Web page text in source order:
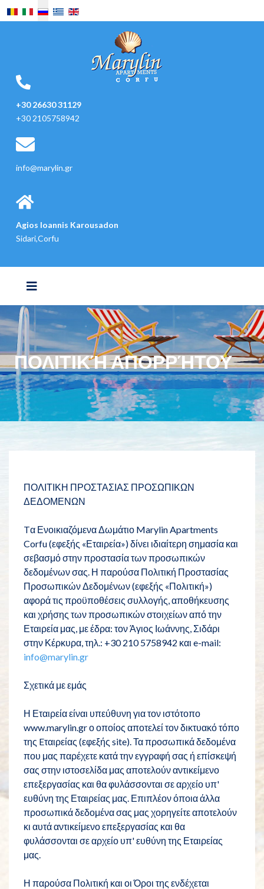
Выберите язык
+30 26630 31129
+30 2105758942
info@marylin.gr
Agios Ioannis Karousadon
Sidari,Corfu
ΠΟΛΙΤΙΚΉ ΑΠΟΡΡΉΤΟΥ
ΠΟΛΙΤΙΚΗ ΠΡΟΣΤΑΣΙΑΣ ΠΡΟΣΩΠΙΚΩΝ
ΔΕΔΟΜΕΝΩΝ
Tα Ενοικιαζόμενα Δωμάτιο Marylin Apartments
Corfu (εφεξής «Εταιρεία») δίνει ιδιαίτερη σημασία και
σεβασμό στην προστασία των προσωπικών
δεδομένων σας. Η παρούσα Πολιτική Προστασίας
Προσωπικών Δεδομένων (εφεξής «Πολιτική»)
αφορά τις προϋποθέσεις συλλογής, αποθήκευσης
και χρήσης των προσωπικών στοιχείων από την
Εταιρεία μας, με έδρα: τον Άγιος Ιωάννης, Σιδάρι
στην Κέρκυρα, τηλ.: +30 210 5758942 και e-mail:
info@marylin.gr
Σχετικά με εμάς
Η Εταιρεία είναι υπεύθυνη για τον ιστότοπο
www.marylin.gr ο οποίος αποτελεί τον δικτυακό τόπο
της Eταιρείας (εφεξής site). Τα προσωπικά δεδομένα
που μας παρέχετε κατά την εγγραφή σας ή επίσκεψή
σας στην ιστοσελίδα μας αποτελούν αντικείμενο
επεξεργασίας και θα φυλάσσονται σε αρχείο υπ'
ευθύνη της Εταιρείας μας. Επιπλέον όποια άλλα
προσωπικά δεδομένα σας μας χορηγείτε αποτελούν
κι αυτά αντικείμενο επεξεργασίας και θα
φυλάσσονται σε αρχείο υπ' ευθύνη της Εταιρείας
μας.
Η παρούσα Πολιτική και οι Όροι της ενδέχεται